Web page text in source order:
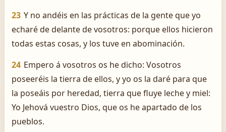
23 Y no andéis en las prácticas de la gente que yo
echaré de delante de vosotros: porque ellos hicieron
todas estas cosas, y los tuve en abominación.
24 Empero á vosotros os he dicho: Vosotros
poseeréis la tierra de ellos, y yo os la daré para que
la poseáis por heredad, tierra que fluye leche y miel:
Yo Jehová vuestro Dios, que os he apartado de los
pueblos.